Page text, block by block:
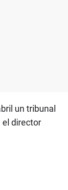
un tribunal
el director